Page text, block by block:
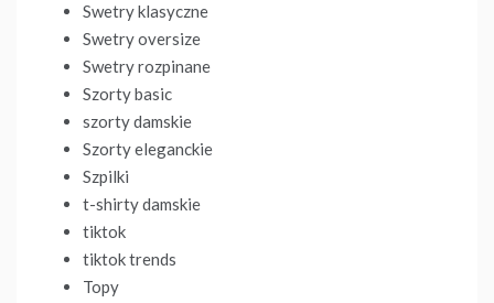
Swetry klasyczne
Swetry oversize
Swetry rozpinane
Szorty basic
szorty damskie
Szorty eleganckie
Szpilki
t-shirty damskie
tiktok
tiktok trends
Topy